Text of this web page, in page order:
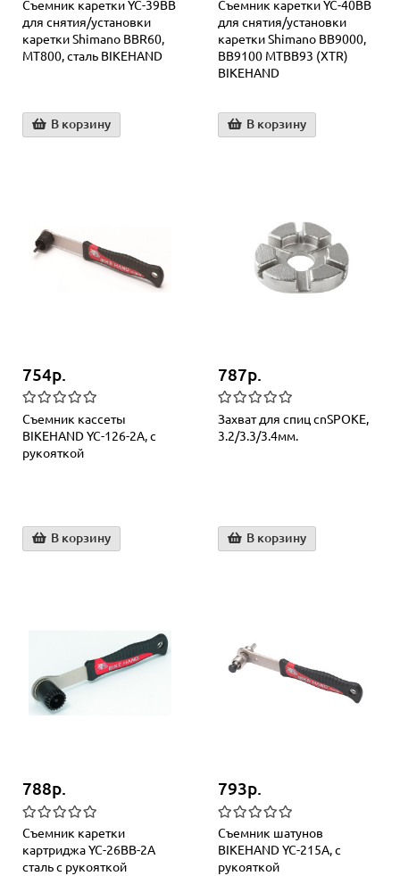
Съемник каретки YC-39BB
для снятия/установки
каретки Shimano BBR60,
MT800, сталь BIKEHAND
В корзину
Съемник каретки YC-40BB
для снятия/установки
каретки Shimano BB9000,
BB9100 MTBB93 (XTR)
BIKEHAND
В корзину
754р.
Съемник кассеты
BIKEHAND YC-126-2A, с
рукояткой
В корзину
787р.
Захват для спиц cnSPOKE,
3.2/3.3/3.4мм.
В корзину
788р.
Съемник каретки
картриджа YC-26BB-2A
сталь с рукояткой
793р.
Съемник шатунов
BIKEHAND YC-215A, с
рукояткой